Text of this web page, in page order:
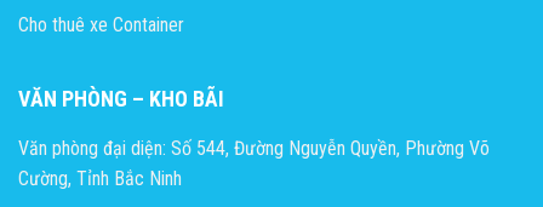
Cho thuê xe Container
VĂN PHÒNG – KHO BÃI
Văn phòng đại diện: Số 544, Đường Nguyễn Quyền, Phường Võ
Cường, Tỉnh Bắc Ninh